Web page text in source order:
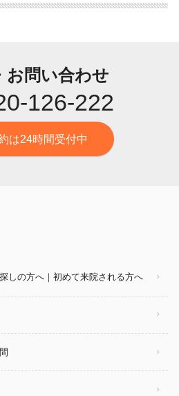
お問い合わせ
126-222
は24時間受付中
しの方へ｜初めて来院される方へ